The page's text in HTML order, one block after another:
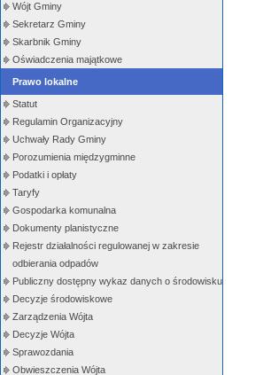
Wójt Gminy
Sekretarz Gminy
Skarbnik Gminy
Oświadczenia majątkowe
Prawo lokalne
Statut
Regulamin Organizacyjny
Uchwały Rady Gminy
Porozumienia międzygminne
Podatki i opłaty
Taryfy
Gospodarka komunalna
Dokumenty planistyczne
Rejestr działalności regulowanej w zakresie
odbierania odpadów
Publiczny dostępny wykaz danych o środowisku
Decyzje środowiskowe
Zarządzenia Wójta
Decyzje Wójta
Sprawozdania
Obwieszczenia Wójta